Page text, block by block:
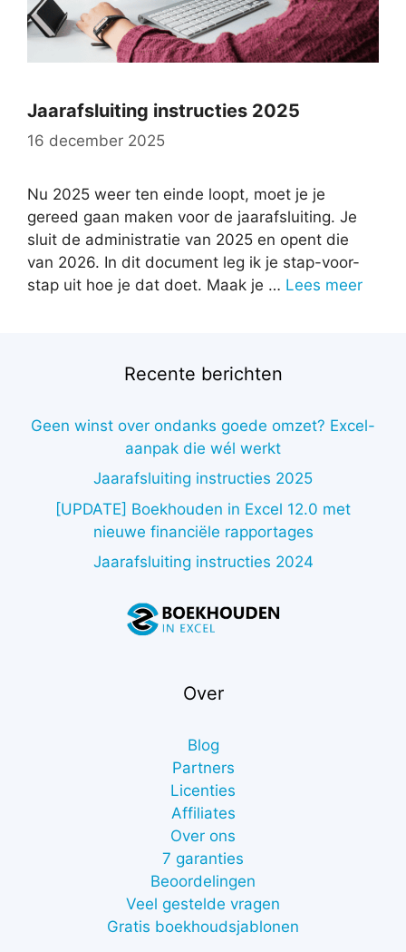
Jaarafsluiting instructies 2025
16 december 2025
Nu 2025 weer ten einde loopt, moet je je
gereed gaan maken voor de jaarafsluiting. Je
sluit de administratie van 2025 en opent die
van 2026. In dit document leg ik je stap-voor-
stap uit hoe je dat doet. Maak je … Lees meer
Recente berichten
Geen winst over ondanks goede omzet? Excel-
aanpak die wél werkt
Jaarafsluiting instructies 2025
[UPDATE] Boekhouden in Excel 12.0 met
nieuwe financiële rapportages
Jaarafsluiting instructies 2024
Over
Blog
Partners
Licenties
Affiliates
Over ons
7 garanties
Beoordelingen
Veel gestelde vragen
Gratis boekhoudsjablonen